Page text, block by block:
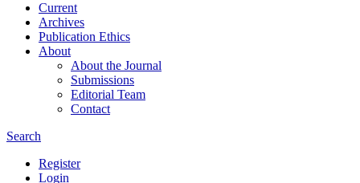
Current
Archives
Publication Ethics
About
About the Journal
Submissions
Editorial Team
Contact
Search
Register
Login